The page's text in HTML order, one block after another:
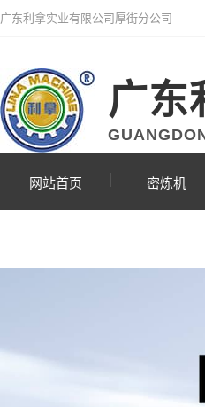
广东利拿实业有限公司厚街分公司
广东
网站首页 密炼机